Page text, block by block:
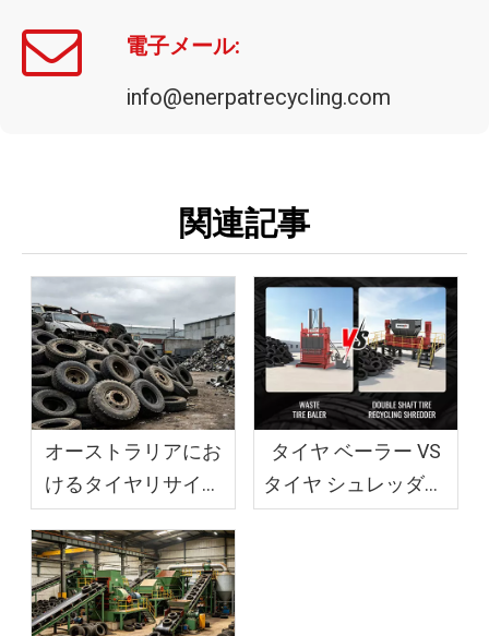
電子メール:
info@enerpatrecycling.com
関連記事
オーストラリアにお
けるタイヤリサイク
ルプロセスの実践ガ
イド
タイヤ ベーラー VS
タイヤ シュレッダー:
ビジネス モデルに適